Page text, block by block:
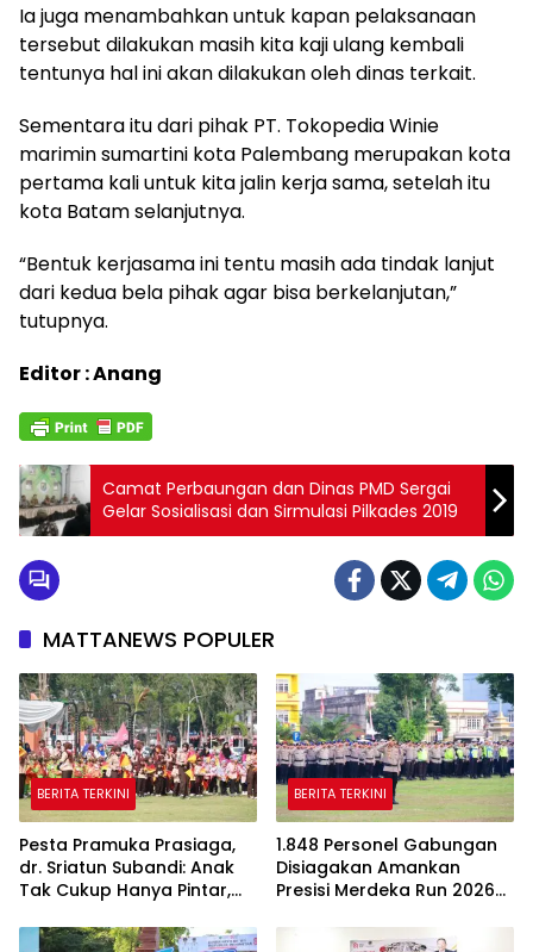
Ia juga menambahkan untuk kapan pelaksanaan
tersebut dilakukan masih kita kaji ulang kembali
tentunya hal ini akan dilakukan oleh dinas terkait.
Sementara itu dari pihak PT. Tokopedia Winie
marimin sumartini kota Palembang merupakan kota
pertama kali untuk kita jalin kerja sama, setelah itu
kota Batam selanjutnya.
“Bentuk kerjasama ini tentu masih ada tindak lanjut
dari kedua bela pihak agar bisa berkelanjutan,”
tutupnya.
Editor : Anang
Camat Perbaungan dan Dinas PMD Sergai
Gelar Sosialisasi dan Sirmulasi Pilkades 2019
MATTANEWS POPULER
BERITA TERKINI
Pesta Pramuka Prasiaga,
dr. Sriatun Subandi: Anak
Tak Cukup Hanya Pintar,
Dibentuk Sejak Dini
BERITA TERKINI
1.848 Personel Gabungan
Disiagakan Amankan
Presisi Merdeka Run 2026